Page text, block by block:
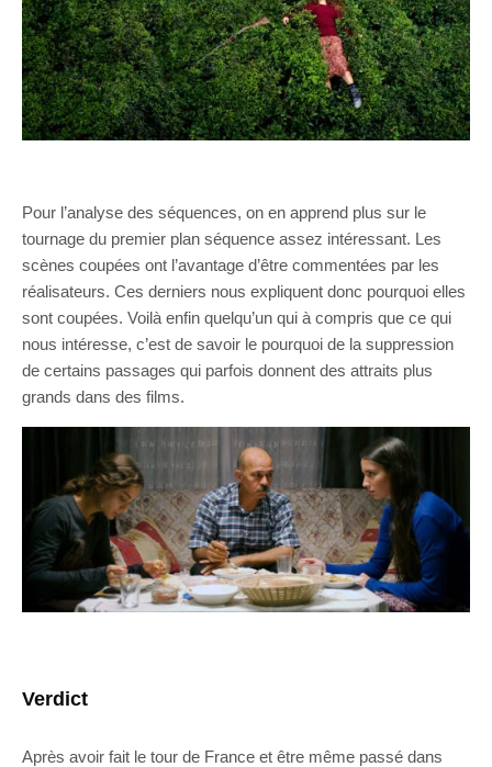
Pour l’analyse des séquences, on en apprend plus sur le
tournage du premier plan séquence assez intéressant. Les
scènes coupées ont l’avantage d’être commentées par les
réalisateurs. Ces derniers nous expliquent donc pourquoi elles
sont coupées. Voilà enfin quelqu’un qui à compris que ce qui
nous intéresse, c’est de savoir le pourquoi de la suppression
de certains passages qui parfois donnent des attraits plus
grands dans des films.
Verdict
Après avoir fait le tour de France et être même passé dans